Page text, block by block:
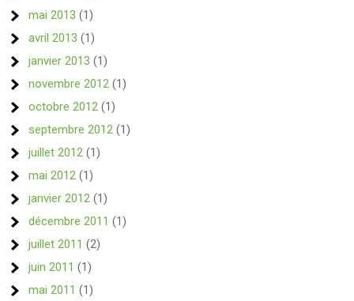
mai 2013 (1)
avril 2013 (1)
janvier 2013 (1)
novembre 2012 (1)
octobre 2012 (1)
septembre 2012 (1)
juillet 2012 (1)
mai 2012 (1)
janvier 2012 (1)
décembre 2011 (1)
juillet 2011 (2)
juin 2011 (1)
mai 2011 (1)